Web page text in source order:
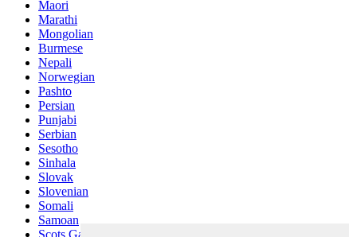
Maori
Marathi
Mongolian
Burmese
Nepali
Norwegian
Pashto
Persian
Punjabi
Serbian
Sesotho
Sinhala
Slovak
Slovenian
Somali
Samoan
Scots Gaelic